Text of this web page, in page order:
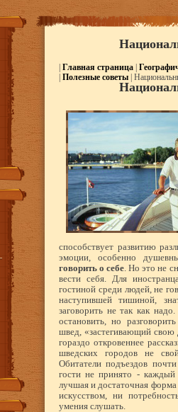
Главная страница
Полезные советы |
способствует развитию
эмоции, особенно
говорить о себе. Но это не
вести себя. Для
гостиной среди людей, не
наступившей тишиной,
заговорить не так как
остановить, но
швед, «застегивающий свою
гораздо откровеннее
шведских городов не
Обитатели подъездов
гости не принято -
лучшая и достаточная
искусством, ни
умения слушать.